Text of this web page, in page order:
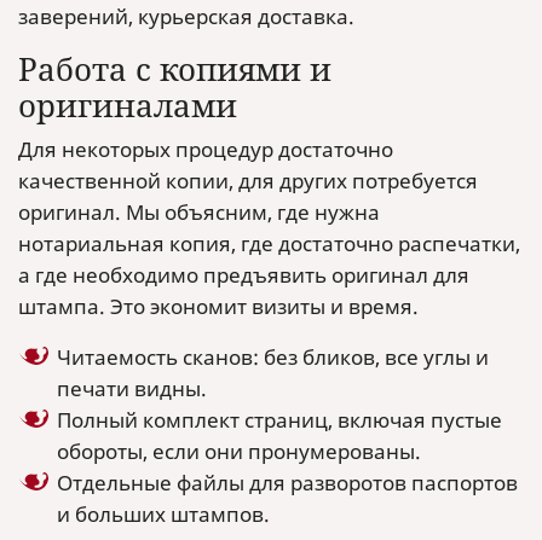
заверений, курьерская доставка.
Работа с копиями и
оригиналами
Для некоторых процедур достаточно
качественной копии, для других потребуется
оригинал. Мы объясним, где нужна
нотариальная копия, где достаточно распечатки,
а где необходимо предъявить оригинал для
штампа. Это экономит визиты и время.
Читаемость сканов: без бликов, все углы и
печати видны.
Полный комплект страниц, включая пустые
обороты, если они пронумерованы.
Отдельные файлы для разворотов паспортов
и больших штампов.